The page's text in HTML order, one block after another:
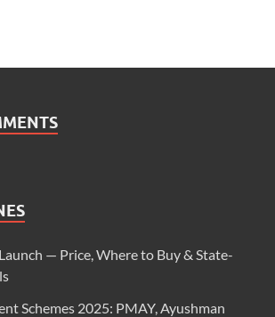
— Price, Where to Buy & State-
Schemes 2025: PMAY, Ayushman